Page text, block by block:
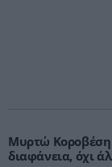
Μυρτώ Κοροβέση
διαφάνεια, όχι